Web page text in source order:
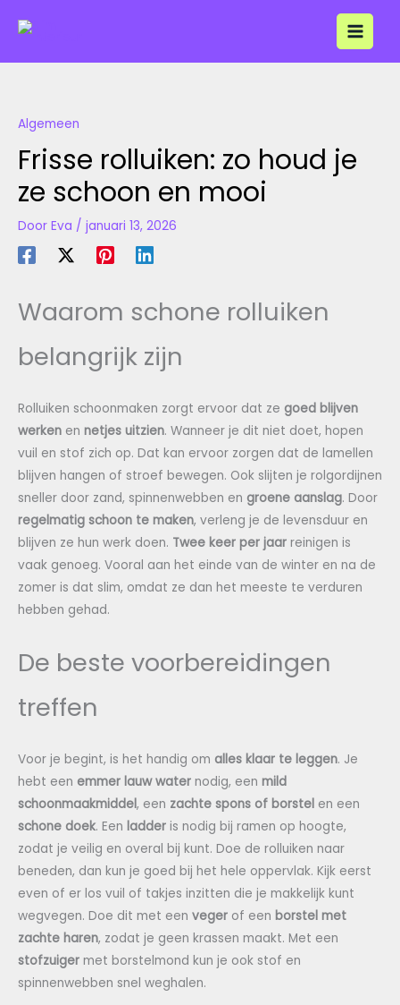
naar
Algemeen
Frisse rolluiken: zo houd je
ze schoon en mooi
Door Eva / januari 13, 2026
Waarom schone rolluiken
belangrijk zijn
Rolluiken schoonmaken zorgt ervoor dat ze goed blijven
werken en netjes uitzien. Wanneer je dit niet doet, hopen
vuil en stof zich op. Dat kan ervoor zorgen dat de lamellen
blijven hangen of stroef bewegen. Ook slijten je rolgordijnen
sneller door zand, spinnenwebben en groene aanslag. Door
regelmatig schoon te maken, verleng je de levensduur en
blijven ze hun werk doen. Twee keer per jaar reinigen is
vaak genoeg. Vooral aan het einde van de winter en na de
zomer is dat slim, omdat ze dan het meeste te verduren
hebben gehad.
De beste voorbereidingen
treffen
Voor je begint, is het handig om alles klaar te leggen. Je
hebt een emmer lauw water nodig, een mild
schoonmaakmiddel, een zachte spons of borstel en een
schone doek. Een ladder is nodig bij ramen op hoogte,
zodat je veilig en overal bij kunt. Doe de rolluiken naar
beneden, dan kun je goed bij het hele oppervlak. Kijk eerst
even of er los vuil of takjes inzitten die je makkelijk kunt
wegvegen. Doe dit met een veger of een borstel met
zachte haren, zodat je geen krassen maakt. Met een
stofzuiger met borstelmond kun je ook stof en
spinnenwebben snel weghalen.